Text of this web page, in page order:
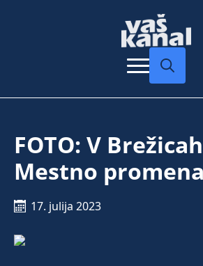
FOTO: V
Mestno
17. julija 2023